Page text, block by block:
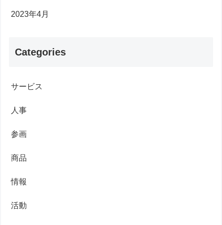
2023年4月
Categories
サービス
人事
参画
商品
情報
活動